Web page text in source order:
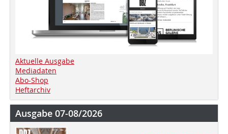
Aktuelle Ausgabe
Mediadaten
Abo-Shop
Heftarchiv
Ausgabe 07-08/2026